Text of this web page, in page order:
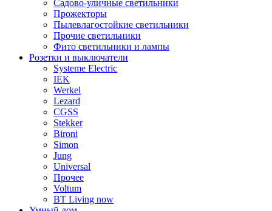
Садово-уличные светильники
Прожекторы
Пылевлагостойкие светильники
Прочие светильники
Фито светильники и лампы
Розетки и выключатели
Systeme Electric
IEK
Werkel
Lezard
CGSS
Stekker
Bironi
Simon
Jung
Universal
Прочее
Voltum
BT Living now